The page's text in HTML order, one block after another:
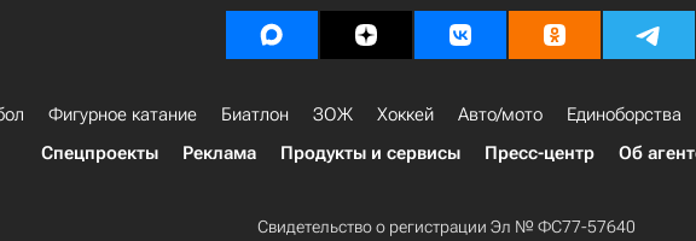
Фигурное катание Биатлон ЗОЖ Хоккей Авто/мото Единоборства
Спецпроекты
Реклама Продукты и сервисы Пресс-центр Об
Свидетельство о регистрации Эл № ФС77-57640